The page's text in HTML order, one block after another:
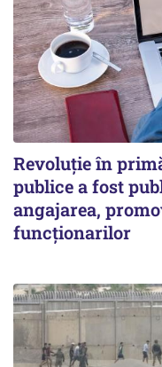
Revoluție în
publice a fost
angajarea,
funcționarilor